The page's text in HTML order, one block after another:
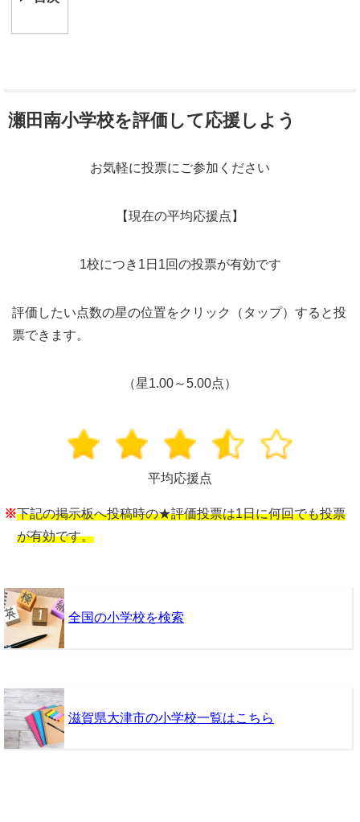
瀬田南小学校を評価して応援しよう
お気軽に投票にご参加ください
【現在の平均応援点】
1校につき1日1回の投票が有効です
評価したい点数の星の位置をクリック（タップ）すると投
票できます。
（星1.00～5.00点）
平均応援点
※下記の掲示板へ投稿時の★評価投票は1日に何回でも投票
が有効です。
全国の小学校を検索
滋賀県大津市の小学校一覧はこちら